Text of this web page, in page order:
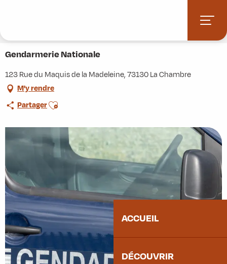
principal
ACCUEIL
DÉCOUVRIR
Gendarmerie Nationale
123 Rue du Maquis de la Madeleine, 73130 La Chambre
M'y rendre
PartagerAjouter aux favoris